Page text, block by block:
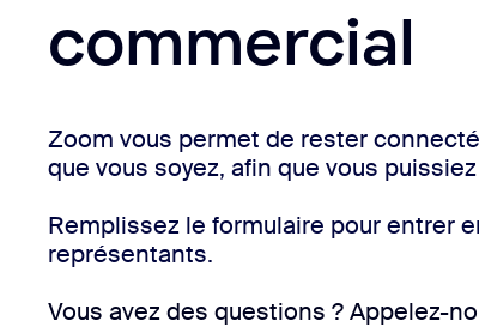
Services Zoom pour les
Zoom CX
Développement
commercial
Zoom vous permet de rester
que vous soyez, afin que vous
Remplissez le formulaire pour entrer
représentants.
Vous avez des questions ? Appelez-